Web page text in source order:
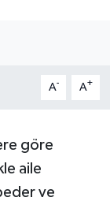
A- A+
göre
aile
ve